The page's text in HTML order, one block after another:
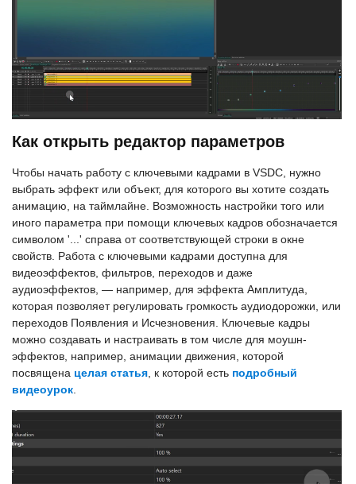
Как открыть редактор параметров
Чтобы начать работу с ключевыми кадрами в VSDC, нужно
выбрать эффект или объект, для которого вы хотите создать
анимацию, на таймлайне. Возможность настройки того или
иного параметра при помощи ключевых кадров обозначается
символом '...' справа от соответствующей строки в окне
свойств. Работа с ключевыми кадрами доступна для
видеоэффектов, фильтров, переходов и даже
аудиоэффектов, — например, для эффекта Амплитуда,
которая позволяет регулировать громкость аудиодорожки, или
переходов Появления и Исчезновения. Ключевые кадры
можно создавать и настраивать в том числе для моушн-
эффектов, например, анимации движения, которой
посвящена целая статья , к которой есть подробный
видеоурок